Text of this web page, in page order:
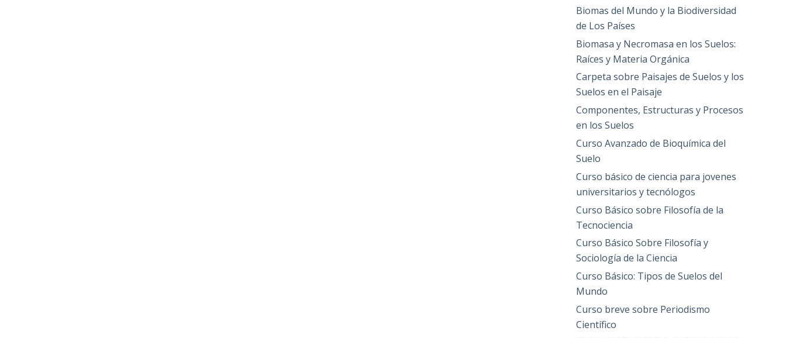
Biomas del Mundo y la Biodiversidad
de Los Países
Biomasa y Necromasa en los Suelos:
Raíces y Materia Orgánica
Carpeta sobre Paisajes de Suelos y los
Suelos en el Paisaje
Componentes, Estructuras y Procesos
en los Suelos
Curso Avanzado de Bioquímica del
Suelo
Curso básico de ciencia para jovenes
universitarios y tecnólogos
Curso Básico sobre Filosofía de la
Tecnociencia
Curso Básico Sobre Filosofía y
Sociología de la Ciencia
Curso Básico: Tipos de Suelos del
Mundo
Curso breve sobre Periodismo
Científico